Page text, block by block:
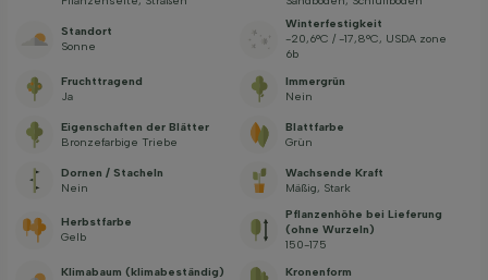
Standort
Sonne
Winterfestigkeit
-20,6°C / -17,8°C, USDA zone
6b
Fruchttragend
Ja
Immergrün
Nein
Eigenschaften der Blätter
Bronzefarbige Triebe
Blattfarbe
Grün
Dornen / Stacheln
Nein
Wachsende Kraft
Mäßig, Stark
Herbstfarbe
Gelb
Pflanzenhöhe bei Lieferung
(ohne Wurzeln)
150-175
Klimabaum (klimabeständig)
Kronenform